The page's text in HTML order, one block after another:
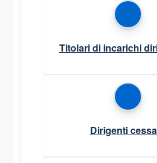
Titolari di incarichi
Dirigenti